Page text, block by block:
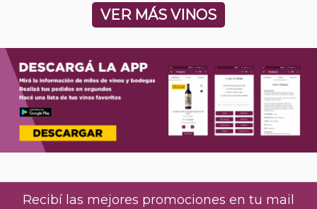
VER MÁS VINOS
Recibí las mejores promociones en tu mail